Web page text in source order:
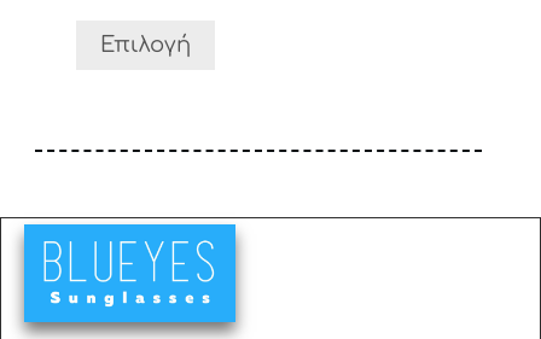
Επιλογή
σελίδα